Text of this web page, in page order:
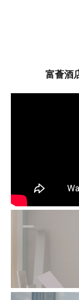
富薈酒